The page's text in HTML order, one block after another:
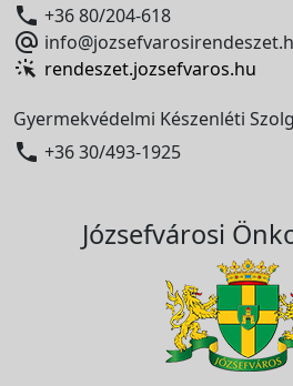
 +36 80/204-618

rendeszet.jozsefvaros.hu
Gyermekvédelmi Készenléti
 +36 30/493-1925
Józsefvárosi